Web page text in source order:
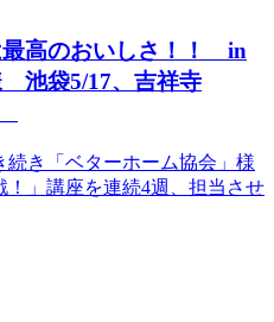
最高のおいしさ！！ in
池袋5/17、吉祥寺
き「ベターホーム協会」様
！」講座を連続4週、担当させ